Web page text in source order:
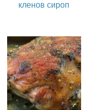
кленов сироп